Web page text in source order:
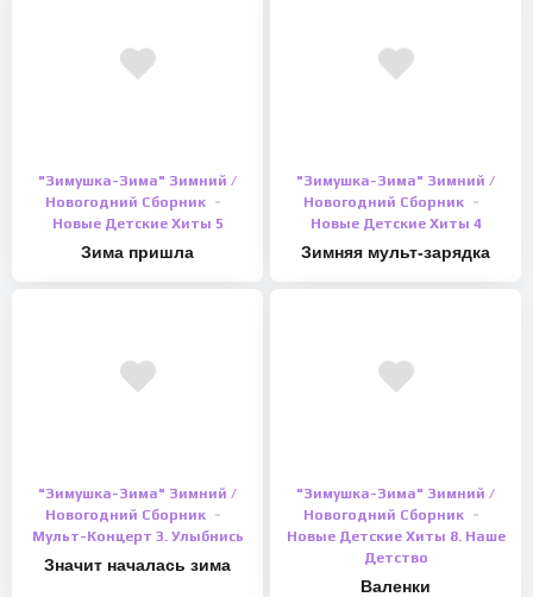
"Зимушка-Зима" Зимний /
Новогодний Сборник
Новые Детские Хиты 5
Зима пришла
"Зимушка-Зима" Зимний /
Новогодний Сборник
Новые Детские Хиты 4
Зимняя мульт-зарядка
"Зимушка-Зима" Зимний /
Новогодний Сборник
Мульт-Концерт 3. Улыбнись
Значит началась зима
"Зимушка-Зима" Зимний /
Новогодний Сборник
Новые Детские Хиты 8. Наше
Детство
Валенки